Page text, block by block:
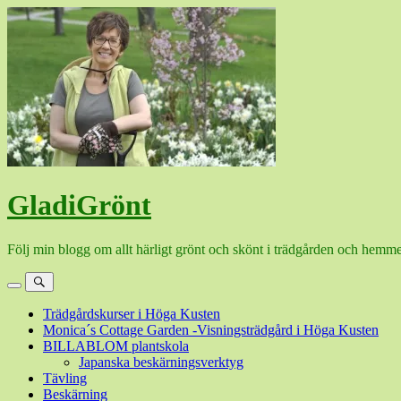
Hoppa
GladiGrönt
Följ min blogg om allt härligt grönt och skönt i trädgården och
MenySök
Trädgårdskurser i Höga Kusten
Monica´s Cottage Garden -Visningsträdgård i Höga Kusten
BILLABLOM plantskola
Japanska beskärningsverktyg
Tävling
Beskärning